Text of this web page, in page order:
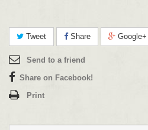
Tweet Share Google+
Send to a friend
Share on Facebook!
Print